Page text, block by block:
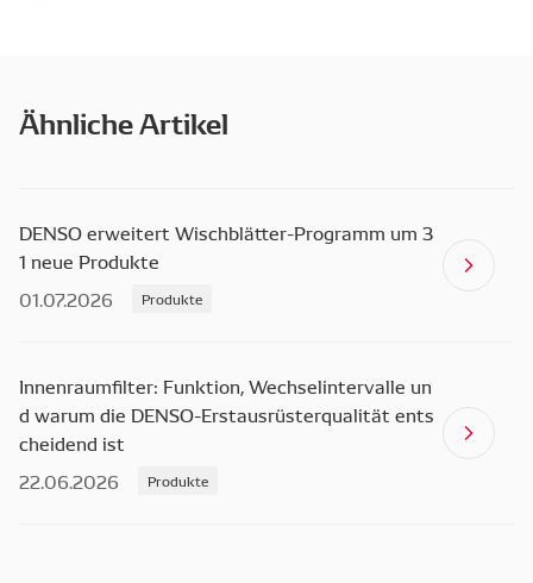
Ähnliche Artikel
DENSO erweitert Wischblätter-Programm um 3
1 neue Produkte
01.07.2026
Produkte
Innenraumfilter: Funktion, Wechselintervalle un
d warum die DENSO-Erstausrüsterqualität ents
cheidend ist
22.06.2026
Produkte